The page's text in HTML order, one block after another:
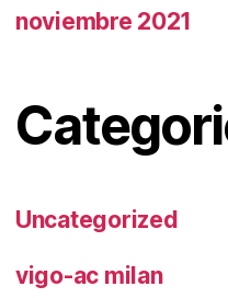
noviembre 2021
Uncategorized
vigo-ac milan